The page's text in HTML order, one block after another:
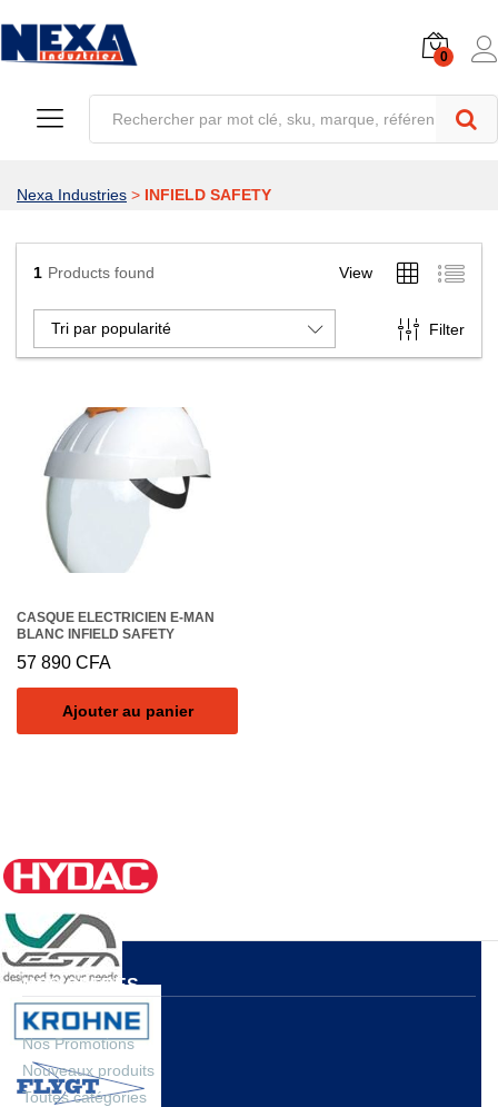
0
Nexa Industries > INFIELD SAFETY
1 Products found View
Filter
Tri par popularité
CASQUE ELECTRICIEN E-MAN
BLANC INFIELD SAFETY
57 890 CFA
Ajouter au panier
NOS OFFRES
Nos Promotions
Nouveaux produits
Toutes catégories